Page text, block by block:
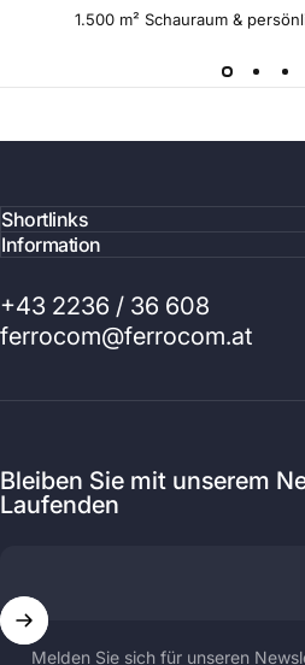
1.500 m² Schauraum &
Shortlinks
Information
+43 2236 / 36 608
ferrocom@ferrocom.at
Bleiben Sie mit unserem
Laufenden
Melden Sie sich für unseren